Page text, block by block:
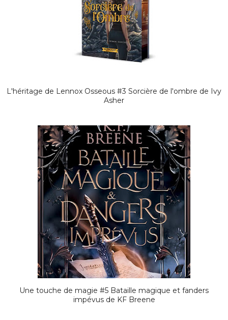
L'héritage de Lennox Osseous #3 Sorcière de l'ombre de Ivy
Asher
Une touche de magie #5 Bataille magique et fanders
impévus de KF Breene